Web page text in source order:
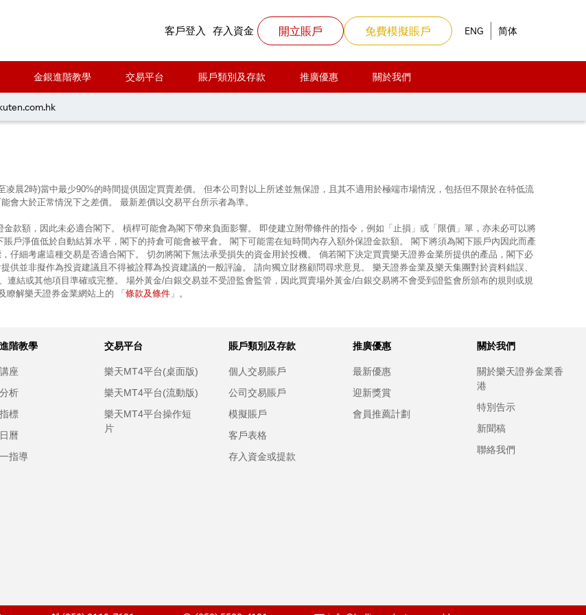
客戶登入 存入資金 開立賬戶 免費模擬賬戶 ENG 简体
金銀進階教學 交易平台 賬戶類別及存款 推廣優惠 關於我們
每周黃金分析 20240722
晨2時)當中最少90%的時間提供固定買賣差價。 但本公司對以上所述並無保證，且其不適用於極端市場情況，包括但不限於在特低流
會大於正常情況下之差價。 最新差價以交易平台所示者為準。
款額，因此未必適合閣下。 槓桿可能會為閣下帶來負面影響。 即使建立附帶條件的指令，例如「止損」或「限價」單，亦未必可以將
戶淨值低於自動結算水平，閣下的持倉可能會被平倉。 閣下可能需在短時間內存入額外保證金款額。 閣下將須為閣下賬戶內因此而產
仔細考慮這種交易是否適合閣下。 切勿將閣下無法承受損失的資金用於投機。 倘若閣下決定買賣樂天證券金業所提供的產品，閣下必
並非擬作為投資建議且不得被詮釋為投資建議的一般評論。 請向獨立財務顧問尋求意見。 樂天證券金業及樂天集團對於資料錯誤、
結或其他項目準確或完整。 場外黃金/白銀交易並不受證監會監管，因此買賣場外黃金/白銀交易將不會受到證監會所頒布的規則或規
瞭解樂天證券金業網站上的 「 條款及條件 」。
階教學
座
析
標
曆
指導
交易平台
樂天MT4平台(桌面版)
樂天MT4平台(流動版)
樂天MT4平台操作短
片
賬戶類別及存款
個人交易賬戶
公司交易賬戶
模擬賬戶
客戶表格
存入資金或提款
推廣優惠
最新優惠
迎新獎賞
會員推薦計劃
關於我們
關於樂天證券金業香
港
特別告示
新聞稿
聯絡我們